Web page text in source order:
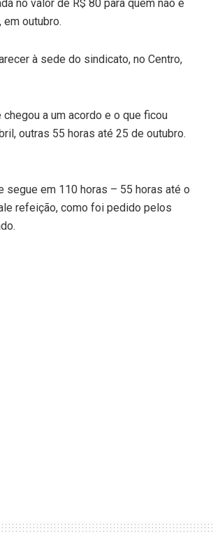
no valor de R$ 80 para quem não é
outubro.
à sede do sindicato, no Centro,
a um acordo e o que ficou
outras 55 horas até 25 de outubro.
segue em 110 horas – 55 horas até o
refeição, como foi pedido pelos